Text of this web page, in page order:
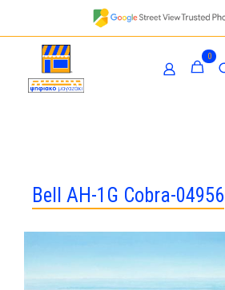
0
Bell AH-1G Cobra-04956